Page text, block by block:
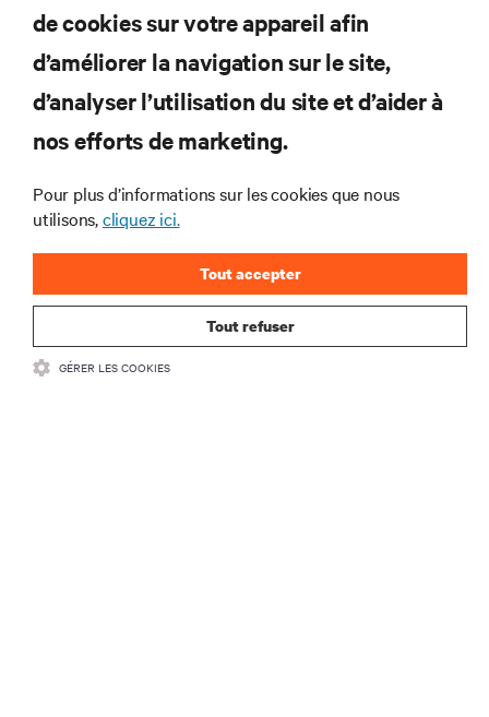
Abonnez-vous pour connaître les dernières
tendances technologiques
Recevez régulièrement l’actualité sur les sujets les
plus importants du secteur, ainsi que les dernières
interventions et avis de nos experts sur la gestion,
l’alimentation et le refroidissement des data centers
et des infrastructures informatiques critiques.
S’INSCRIRE MAINTENANT
de cookies sur votre appareil afin
d’améliorer la navigation sur le site,
d’analyser l’utilisation du site et d’aider à
nos efforts de marketing.
Pour plus d’informations sur les cookies que nous
utilisons,cliquez ici.
Tout refuser
Tout accepter
GÉRER LES COOKIES